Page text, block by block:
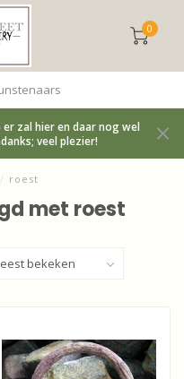
0
zal hier en daar nog wel
veel plezier!
/ roest
met roest